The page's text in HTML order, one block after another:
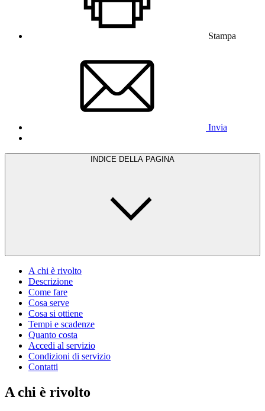
Stampa
Invia
INDICE DELLA PAGINA
A chi è rivolto
Descrizione
Come fare
Cosa serve
Cosa si ottiene
Tempi e scadenze
Quanto costa
Accedi al servizio
Condizioni di servizio
Contatti
A chi è rivolto